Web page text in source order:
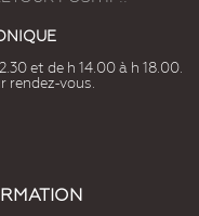
et de h 14.00 à h 18.00.
rendez-vous.